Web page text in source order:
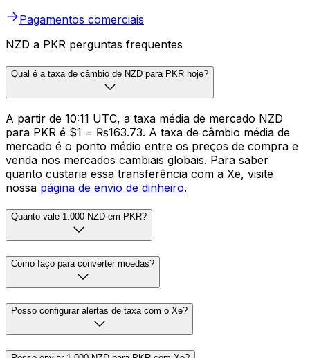
Pagamentos comerciais
NZD a PKR perguntas frequentes
Qual é a taxa de câmbio de NZD para PKR hoje?
A partir de 10:11 UTC, a taxa média de mercado NZD
para PKR é $1 = ₨163.73. A taxa de câmbio média de
mercado é o ponto médio entre os preços de compra e
venda nos mercados cambiais globais. Para saber
quanto custaria essa transferência com a Xe, visite
nossa página de envio de dinheiro.
Quanto vale 1.000 NZD em PKR?
Como faço para converter moedas?
Posso configurar alertas de taxa com o Xe?